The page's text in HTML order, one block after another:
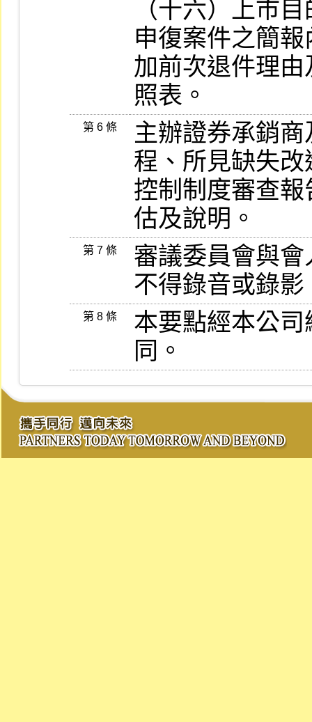
（十六）上市
申復案件之簡
加前次退件理
照表。
第 6 條
主辦證券承銷
程、所見缺失
控制制度審查
估及說明。
第 7 條
審議委員會與
不得錄音或錄影
第 8 條
本要點經本公
同。